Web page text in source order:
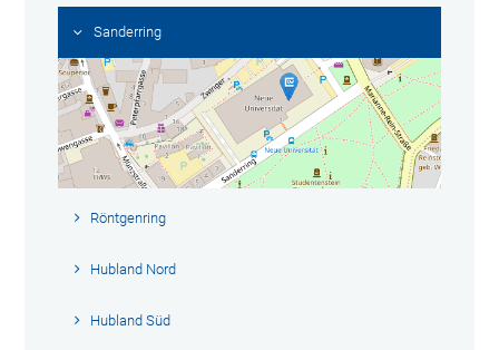
Sanderring
Röntgenring
Hubland Nord
Hubland Süd